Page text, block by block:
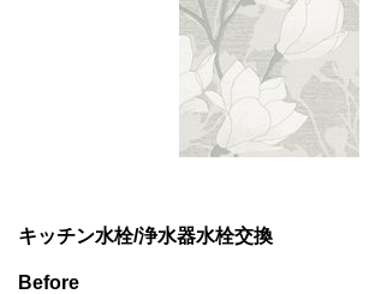
キッチン水栓/浄水器水栓交換
Before